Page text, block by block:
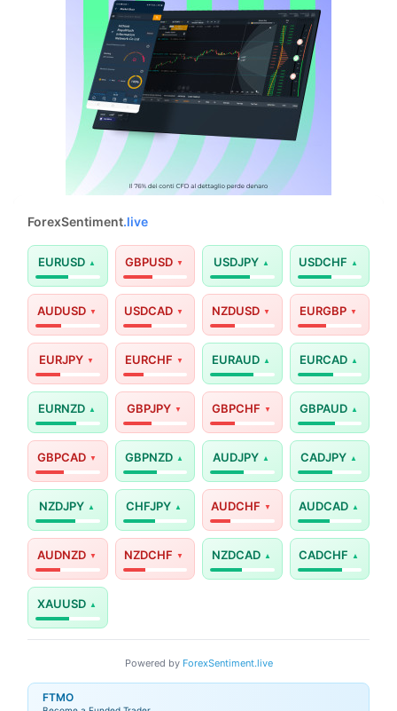
ForexSentiment.live
EURUSD GBPUSD USDJPY USDCHF
AUDUSD USDCAD NZDUSD EURGBP
EURJPY EURCHF EURAUD EURCAD
EURNZD GBPJPY GBPCHF GBPAUD
GBPCAD GBPNZD AUDJPY CADJPY
NZDJPY CHFJPY AUDCHF AUDCAD
AUDNZD NZDCHF NZDCAD CADCHF
XAUUSD
Powered by ForexSentiment.live
FTMO